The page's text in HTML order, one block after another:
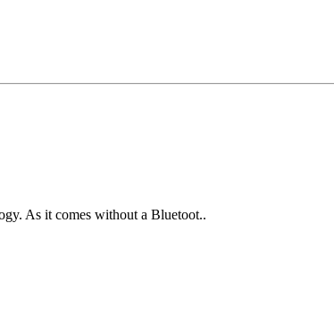
As it comes without a Bluetoot..